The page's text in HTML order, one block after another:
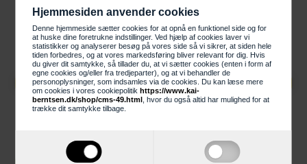
Hjemmesiden anvender cookies
Denne hjemmeside sætter cookies for at opnå en funktionel side og for
at huske dine foretrukne indstillinger. Ved hjælp af cookies laver vi
statistikker og analyserer besøg på vores side så vi sikrer, at siden hele
tiden forbedres, og at vores markedsføring bliver relevant for dig. Hvis
du giver dit samtykke, så tillader du, at vi sætter cookies (enten i form af
egne cookies og/eller fra tredjeparter), og at vi behandler de
personoplysninger, som indsamles via de cookies. Du kan læse mere
om cookies i vores cookiepolitikhttps://www.kai-
berntsen.dk/shop/cms-49.html , hvor du også altid har mulighed for at
trække dit samtykke tilbage.
229,95 KR
Klarborg Nisserikker
2025
169,95 KR
Klarborg Ræveunger Silla